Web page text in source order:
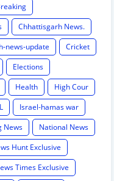
Chhattisgarh News.
news-update
Cricket
Elections
Health
High Cour
Israel-hamas war
News
National News
Hunt Exclusive
Times Exclusive